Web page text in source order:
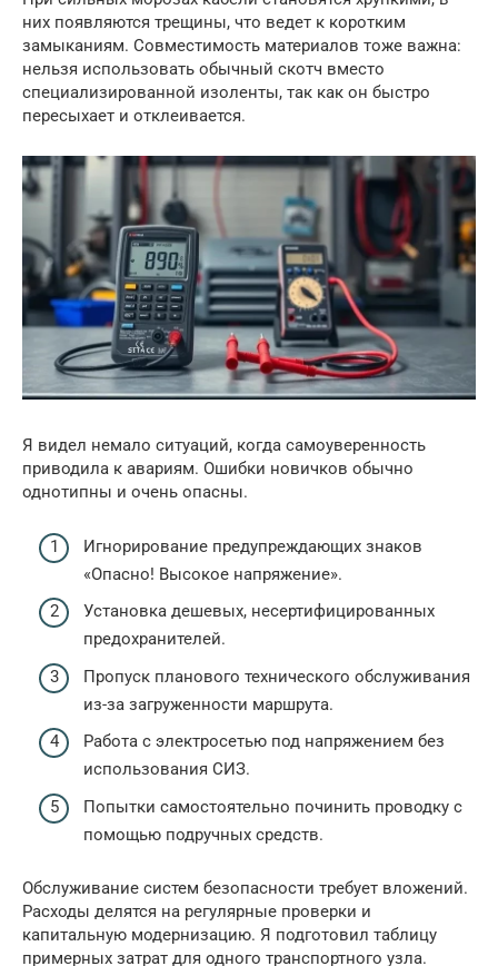
них появляются трещины, что ведет к коротким
замыканиям. Совместимость материалов тоже важна:
нельзя использовать обычный скотч вместо
специализированной изоленты, так как он быстро
пересыхает и отклеивается.
Я видел немало ситуаций, когда самоуверенность
приводила к авариям. Ошибки новичков обычно
однотипны и очень опасны.
Игнорирование предупреждающих знаков
«Опасно! Высокое напряжение».
Установка дешевых, несертифицированных
предохранителей.
Пропуск планового технического обслуживания
из-за загруженности маршрута.
Работа с электросетью под напряжением без
использования СИЗ.
Попытки самостоятельно починить проводку с
помощью подручных средств.
Обслуживание систем безопасности требует вложений.
Расходы делятся на регулярные проверки и
капитальную модернизацию. Я подготовил таблицу
примерных затрат для одного транспортного узла.